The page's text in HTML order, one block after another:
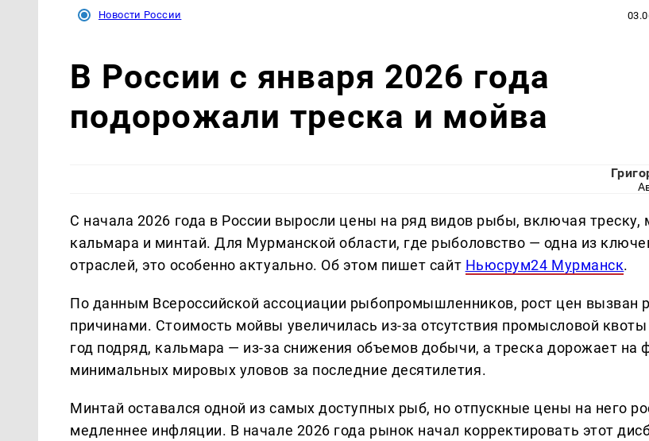
Новости России
В России с января 2026 года
подорожали треска и мойва
С начала 2026 года в России выросли цены на ряд видов рыбы, включая треску,
кальмара и минтай. Для Мурманской области, где рыболовство — одна из
отраслей, это особенно актуально. Об этом пишет сайт Ньюсрум24 Мурманск.
По данным Всероссийской ассоциации рыбопромышленников, рост цен вызван
причинами. Стоимость мойвы увеличилась из-за отсутствия промысловой квоты
год подряд, кальмара — из-за снижения объемов добычи, а треска дорожает на
минимальных мировых уловов за последние десятилетия.
Минтай оставался одной из самых доступных рыб, но отпускные цены на него
медленнее инфляции. В начале 2026 года рынок начал корректировать этот